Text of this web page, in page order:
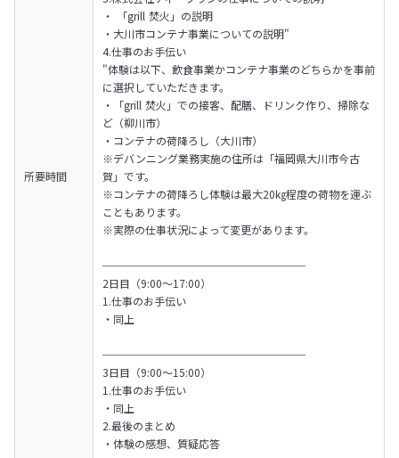
所要時間
・ 「grill 焚火」の説明
・大川市コンテナ事業についての説明"
4.仕事のお手伝い
"体験は以下、飲食事業かコンテナ事業のどちらかを事前
に選択していただきます。
・「grill 焚火」での接客、配膳、ドリンク作り、掃除な
ど（柳川市）
・コンテナの荷降ろし（大川市）
※デバンニング業務実施の住所は「福岡県大川市今古
賀」です。
※コンテナの荷降ろし体験は最大20㎏程度の荷物を運ぶ
こともあります。
※実際の仕事状況によって変更があります。
───────────────────
2日目（9:00～17:00）
1.仕事のお手伝い
・同上
───────────────────
3日目（9:00～15:00）
1.仕事のお手伝い
・同上
2.最後のまとめ
・体験の感想、質疑応答